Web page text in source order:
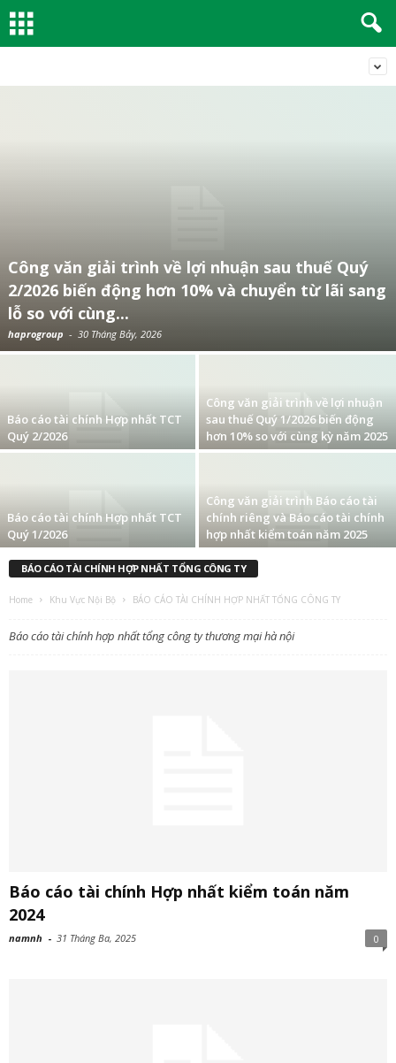
Công văn giải trình về lợi nhuận sau thuế Quý
2/2026 biến động hơn 10% và chuyển từ lãi sang
lỗ so với cùng...
haprogroup - 30 Tháng Bảy, 2026
Báo cáo tài chính Hợp nhất TCT
Quý 2/2026
Công văn giải trình về lợi nhuận
sau thuế Quý 1/2026 biến động
hơn 10% so với cùng kỳ năm 2025
Báo cáo tài chính Hợp nhất TCT
Quý 1/2026
Công văn giải trình Báo cáo tài
chính riêng và Báo cáo tài chính
hợp nhất kiểm toán năm 2025
BÁO CÁO TÀI CHÍNH HỢP NHẤT TỔNG CÔNG TY
Home Khu Vực Nội Bộ BÁO CÁO TÀI CHÍNH HỢP NHẤT TỔNG CÔNG TY
Báo cáo tài chính hợp nhất tổng công ty thương mại hà nội
Báo cáo tài chính Hợp nhất kiểm toán năm
2024
namnh - 31 Tháng Ba, 2025 0